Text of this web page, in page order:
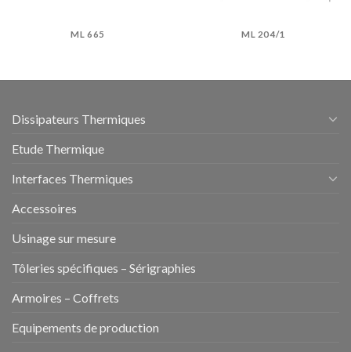
ML 665 ML 204/1
Dissipateurs Thermiques
Etude Thermique
Interfaces Thermiques
Accessoires
Usinage sur mesure
Tôleries spécifiques – Sérigraphies
Armoires – Coffrets
Equipements de production